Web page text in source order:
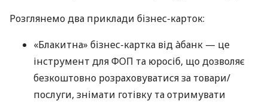
Розглянемо два приклади бізнес-карток:
«Блакитна» бізнес-картка від àбанк — це
інструмент для ФОП та юросіб, що дозволяє
безкоштовно розраховуватися за товари/
послуги, знімати готівку та отримувати